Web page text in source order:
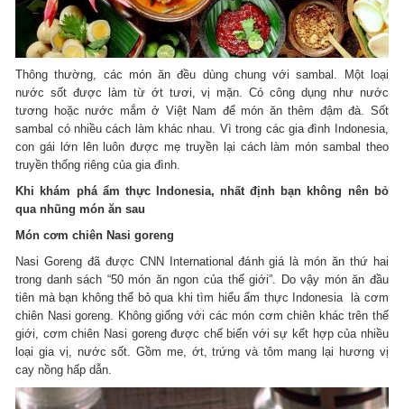
Thông thường, các món ăn đều dùng chung với sambal. Một loại
nước sốt được làm từ ớt tươi, vị mặn. Có công dụng như nước
tương hoặc nước mắm ở Việt Nam để món ăn thêm đậm đà. Sốt
sambal có nhiều cách làm khác nhau. Vì trong các gia đình Indonesia,
con gái lớn lên luôn được mẹ truyền lại cách làm món sambal theo
truyền thống riêng của gia đình.
Khi khám phá ẩm thực Indonesia, nhất định bạn không nên bỏ
qua nhũng món ăn sau
Món cơm chiên Nasi goreng
Nasi Goreng đã được CNN International đánh giá là món ăn thứ hai
trong danh sách “50 món ăn ngon của thế giới”. Do vậy món ăn đầu
tiên mà bạn không thể bỏ qua khi tìm hiểu ẩm thực Indonesia là cơm
chiên Nasi goreng. Không giống với các món cơm chiên khác trên thế
giới, cơm chiên Nasi goreng được chế biến với sự kết hợp của nhiều
loại gia vị, nước sốt. Gồm me, ớt, trứng và tôm mang lại hương vị
cay nồng hấp dẫn.